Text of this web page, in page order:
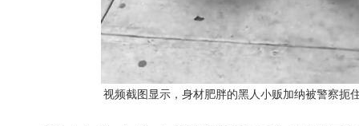
视频截图显示，身材肥胖的黑人小贩加纳被警察扼